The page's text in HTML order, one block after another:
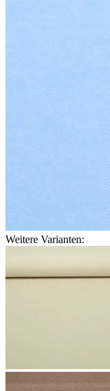
Weitere Varianten: